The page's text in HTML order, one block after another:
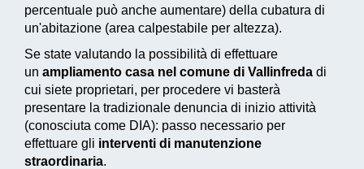
percentuale può anche aumentare) della cubatura di
un'abitazione (area calpestabile per altezza).
Se state valutando la possibilità di effettuare
un ampliamento casa nel comune di Vallinfreda di
cui siete proprietari, per procedere vi basterà
presentare la tradizionale denuncia di inizio attività
(conosciuta come DIA): passo necessario per
effettuare gli interventi di manutenzione
straordinaria.